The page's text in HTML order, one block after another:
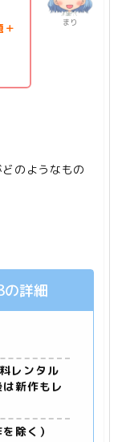
まり
＋
のようなもの
詳細
レンタル
新作もレ
除く）